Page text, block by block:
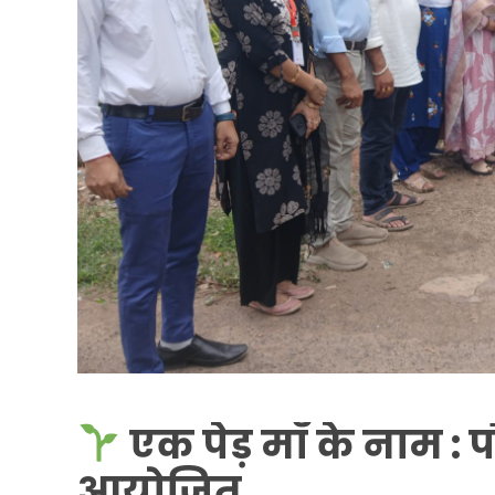
एक पेड़ माँ के नाम :